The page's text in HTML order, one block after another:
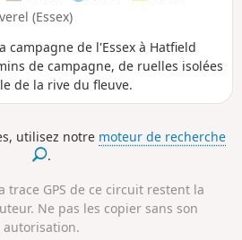
(Essex)
campagne de l'Essex à Hatfield
de campagne, de ruelles isolées
de la rive du fleuve.
utilisez notre moteur de recherche
.
trace GPS de ce circuit restent la
Ne pas les copier sans son
autorisation.